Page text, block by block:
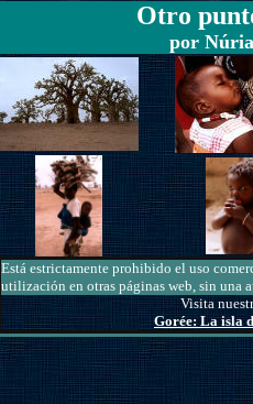
Otro
por
Está estrictamente prohibido el uso
utilización en otras páginas web, sin una
Visita
Gorée: La isla